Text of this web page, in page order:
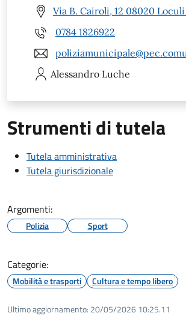
Via B. Cairoli, 12 08020
0784 1826922
Alessandro Luche
Strumenti di tutela
Tutela amministrativa
Tutela giurisdizionale
Argomenti:
Polizia Sport
Categorie:
Mobilità e trasporti Cultura e tempo libero
Ultimo aggiornamento: 20/05/2026 10:25.11